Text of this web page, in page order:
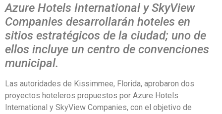
Azure Hotels International y SkyView
Companies desarrollarán hoteles en
sitios estratégicos de la ciudad; uno de
ellos incluye un centro de convenciones
municipal.
Las autoridades de Kissimmee, Florida, aprobaron dos
proyectos hoteleros propuestos por Azure Hotels
International y SkyView Companies, con el objetivo de